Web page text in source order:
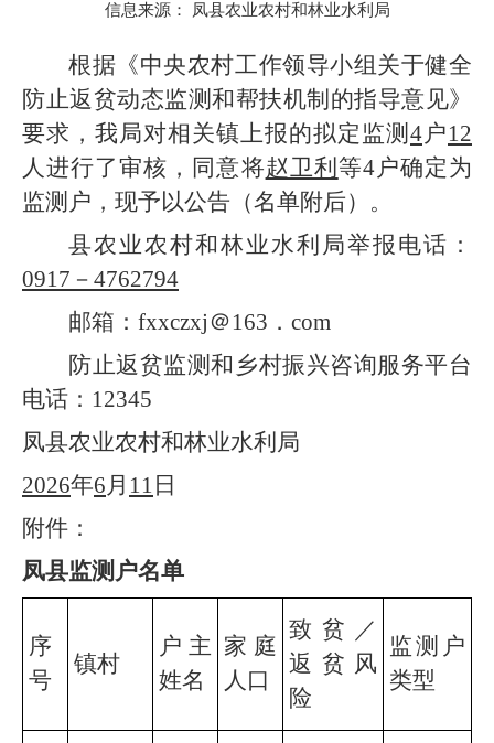
信息来源： 凤县农业农村和林业水利局
根据 《中央农村工作领导小组关于健全
防止返贫动态监测和帮扶机制的指导意见》
要求，我局对相关镇上报的拟定 监测 4户12
人进行了审核，同意将赵卫利 等4户确定为
监测户 ，现予以公告（名单附后）。
县农业农村和林业水利局举报电话：
0917－4762794
邮箱： fxxczxj＠163．com
防止返贫监测和乡村振兴咨询服务平台
电话： 12345
凤县农业农村和林业水利 局
2026年6月 11 日
附件：
凤县监测户名单
序
号
镇村
户主
姓名
家庭
人口
致贫 ／
返贫风
险
监测户
类型